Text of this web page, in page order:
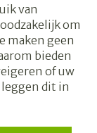
van
om
maken geen
bieden
of uw
dit in